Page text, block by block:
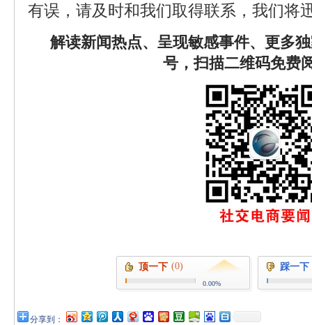
有误，请及时和我们取得联系，我们将
解读新闻热点、呈现敏感事件、更多
号，扫描二维码免费
顶一下 (0)
0.00%
踩一下
分享到：